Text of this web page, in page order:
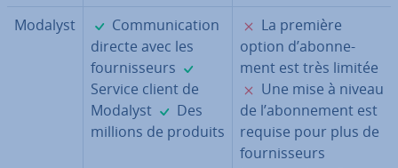
Modalyst ✓
Com­mu­ni­ca­tion
directe avec les
four­nis­seurs
Service client de
Modalyst
✓
Des
millions de produits
✗
La première
option d’abon­ne­
ment est très limitée
✗
Une mise à niveau
de l’abon­ne­ment est
requise pour plus de
four­nis­seurs